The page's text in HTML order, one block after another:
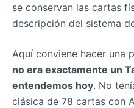
se conservan las cartas
descripción del sistema
Aquí conviene hacer una
no era exactamente un
entendemos hoy. No
clásica de 78 cartas con